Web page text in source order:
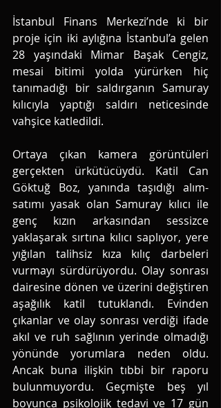
İstanbul Finans Merkezi’nde ki bir
proje için iki aylığına İstanbul’a gelen
28 yaşındaki Mimar Başak Cengiz,
mesai bitimi yolda yürürken hiç
tanımadığı bir saldırganın Samuray
kılıcıyla yaptığı saldırı neticesinde
vahşice katledildi.
Ortaya çıkan kamera görüntüleri
gerçekten ürkütücüydü. Katil Can
Göktuğ Boz, yanında taşıdığı alım-
satımı yasak olan Samuray kılıcı ile
genç kızın arkasından sessizce
yaklaşarak sırtına kılıcı saplıyor, yere
yığılan talihsiz kıza kılıç darbeleri
vurmayı sürdürüyordu. Olay sonrası
dairesine dönen ve üzerini değiştiren
aşağılık katil tutuklandı. Evinden
çıkanlar ve olay sonrası verdiği ifade
akıl ve ruh sağlının yerinde olmadığı
yönünde yorumlara neden oldu.
Ancak buna ilişkin tıbbi bir raporu
bulunmuyordu. Geçmişte beş yıl
boyunca psikolojik tedavi ve 17 gün